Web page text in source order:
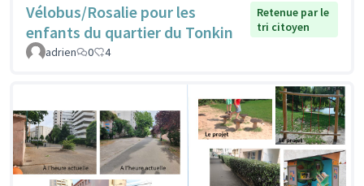
Vélobus/Rosalie pour les
enfants du quartier du Tonkin
Retenue par le
tri citoyen
adrien
0 4